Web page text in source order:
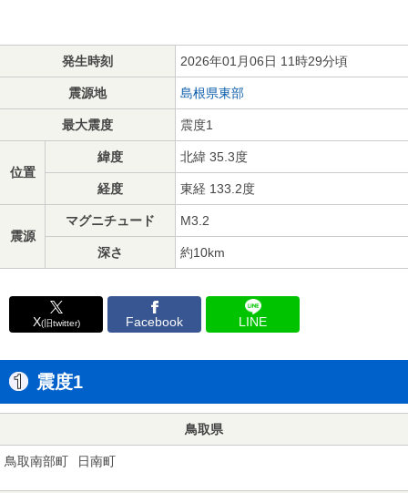
発生時刻 2026年01月06日 11時29分頃
震源地 島根県東部
最大震度 震度1
位置
緯度 北緯 35.3度
経度 東経 133.2度
震源
マグニチュード M3.2
深さ 約10km
X(旧twitter) Facebook LINE
震度1
鳥取県
鳥取南部町 日南町